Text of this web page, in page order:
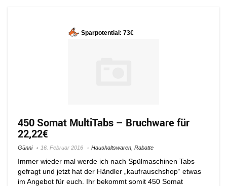
Sparpotential: 73€
450 Somat MultiTabs – Bruchware für
22,22€
Günni 16. Februar 2016 Haushaltswaren Rabatte
Immer wieder mal werde ich nach Spülmaschinen Tabs
gefragt und jetzt hat der Händler „kaufrauschshop“ etwas
im Angebot für euch. Ihr bekommt somit 450 Somat